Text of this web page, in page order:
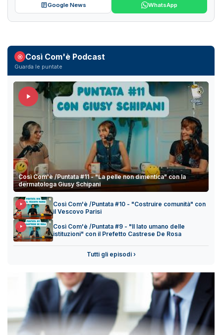
Google News WhatsApp
Così Com'è Podcast
Guarda le puntate
Così Com'è /Puntata #11 - "La pelle non dimentica" con la
dermatologa Giusy Schipani
Così Com'è /Puntata #10 - "Costruire comunità" con
il Vescovo Parisi
Così Com'è /Puntata #9 - "Il lato umano delle
istituzioni" con il Prefetto Castrese De Rosa
Tutti gli episodi ›